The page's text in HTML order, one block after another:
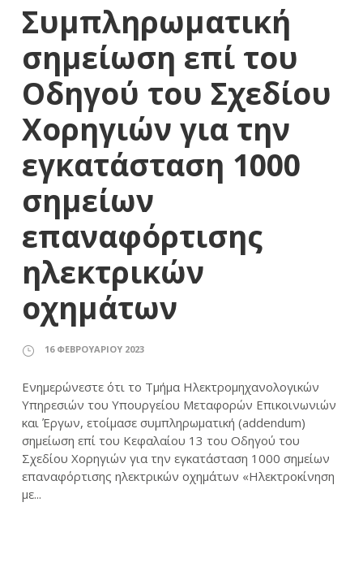
Συμπληρωματική
σημείωση επί του
Οδηγού του Σχεδίου
Χορηγιών για την
εγκατάσταση 1000
σημείων
επαναφόρτισης
ηλεκτρικών
οχημάτων
16 ΦΕΒΡΟΥΑΡΊΟΥ 2023
Ενημερώνεστε ότι το Τμήμα Ηλεκτρομηχανολογικών
Υπηρεσιών του Υπουργείου Μεταφορών Επικοινωνιών
και Έργων, ετοίμασε συμπληρωματική (addendum)
σημείωση επί του Κεφαλαίου 13 του Οδηγού του
Σχεδίου Χορηγιών για την εγκατάσταση 1000 σημείων
επαναφόρτισης ηλεκτρικών οχημάτων «Ηλεκτροκίνηση
με...